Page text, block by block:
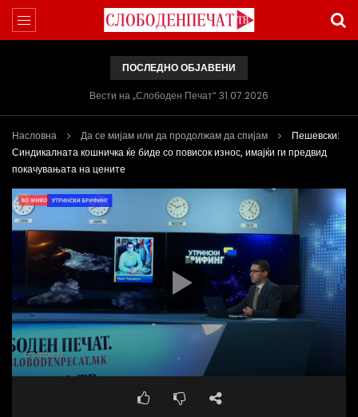
ПОСЛЕДНО ОБЈАВЕНИ
Вести на „Слободен Печат“ 31.07.2026
Насловна Да се мијам или да продолжам да спијам
Пешевски:
Синдикалната кошничка ќе биде со повисок износ, имајќи ги предвид
покачувањата на цените